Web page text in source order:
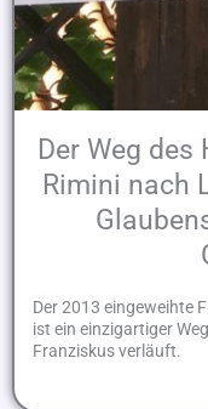
Der Weg
Rimini nach
Der 2013 eingeweihte
ist ein einzigartiger
Franziskus verläuft.